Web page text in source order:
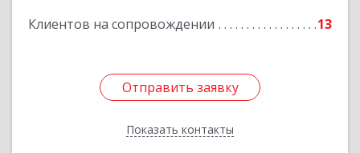
Клиентов на сопровождении 13
Отправить заявку
Показать контакты
Подробнее
Отправить заявку
Назад